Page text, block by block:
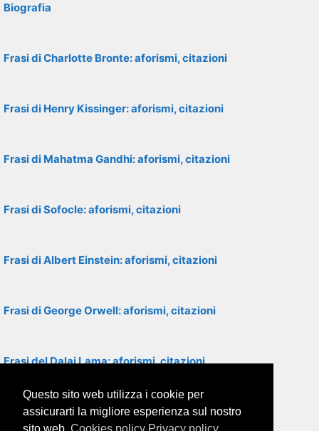
Biografia
Frasi di Charlotte Bronte: aforismi, citazioni
Frasi di Henry Kissinger: aforismi, citazioni
Frasi di Mahatma Gandhi: aforismi, citazioni
Frasi di Sofocle: aforismi, citazioni
Frasi di Albert Einstein: aforismi, citazioni
Frasi di George Orwell: aforismi, citazioni
Frasi del Dalai Lama: aforismi, citazioni
Frasi di Ovidio: aforismi, citazioni
Questo sito web utilizza i cookie per
assicurarti la migliore esperienza sul nostro